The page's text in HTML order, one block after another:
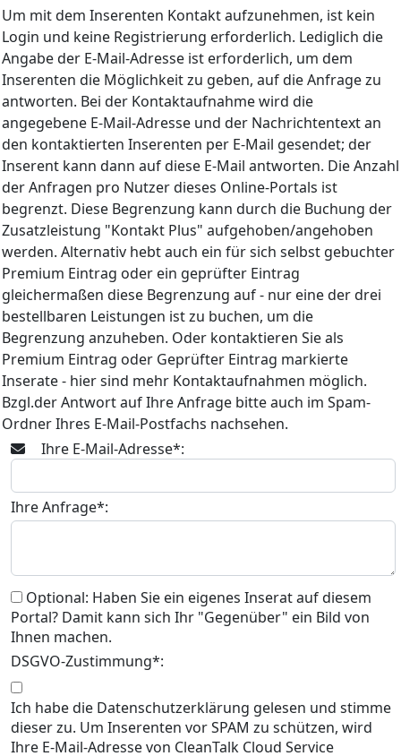
Um mit dem Inserenten Kontakt aufzunehmen, ist kein
Login und keine Registrierung erforderlich. Lediglich die
Angabe der E-Mail-Adresse ist erforderlich, um dem
Inserenten die Möglichkeit zu geben, auf die Anfrage zu
antworten. Bei der Kontaktaufnahme wird die
angegebene E-Mail-Adresse und der Nachrichtentext an
den kontaktierten Inserenten per E-Mail gesendet; der
Inserent kann dann auf diese E-Mail antworten. Die Anzahl
der Anfragen pro Nutzer dieses Online-Portals ist
begrenzt. Diese Begrenzung kann durch die Buchung der
Zusatzleistung "Kontakt Plus" aufgehoben/angehoben
werden. Alternativ hebt auch ein für sich selbst gebuchter
Premium Eintrag oder ein geprüfter Eintrag
gleichermaßen diese Begrenzung auf - nur eine der drei
bestellbaren Leistungen ist zu buchen, um die
Begrenzung anzuheben. Oder kontaktieren Sie als
Premium Eintrag oder Geprüfter Eintrag markierte
Inserate - hier sind mehr Kontaktaufnahmen möglich.
Bzgl.der Antwort auf Ihre Anfrage bitte auch im Spam-
Ordner Ihres E-Mail-Postfachs nachsehen.
Ihre E-Mail-Adresse*:
Ihre Anfrage*:
Optional: Haben Sie ein eigenes Inserat auf diesem
Portal? Damit kann sich Ihr "Gegenüber" ein Bild von
Ihnen machen.
DSGVO-Zustimmung*:
Ich habe die Datenschutzerklärung gelesen und stimme
dieser zu. Um Inserenten vor SPAM zu schützen, wird
Ihre E-Mail-Adresse von CleanTalk Cloud Service